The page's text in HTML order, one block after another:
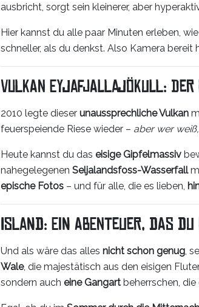
ausbricht, sorgt sein kleinerer, aber
Hier kannst du alle paar Minuten erleben, wie
schneller, als du denkst. Also Kamera
Vulkan Eyjafjallajökull: Der
2010 legte dieser unaussprechliche Vulkan
feuerspeiende Riese wieder – aber wer
Heute kannst du das eisige Gipfelmassiv
nahegelegenen Seljalandsfoss-Wasserfall
epische Fotos – und für alle, die es lieben,
Island: Ein Abenteuer, das
Und als wäre das alles nicht schon genug,
Wale, die majestätisch aus den eisigen
sondern auch eine Gangart beherrschen,